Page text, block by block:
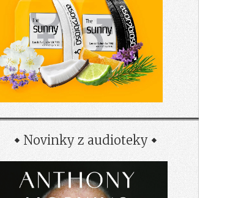
Novinky z audioteky